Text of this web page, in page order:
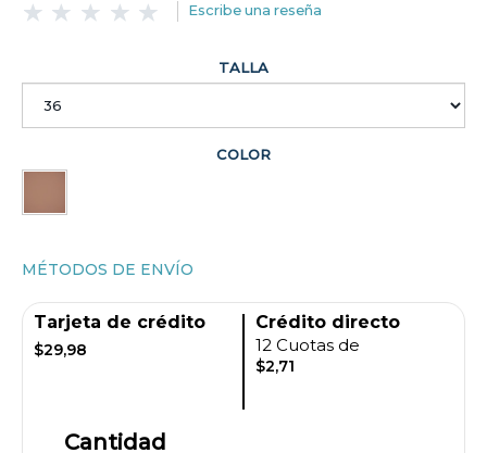
Escribe una reseña
TALLA
COLOR
MÉTODOS DE ENVÍO
Tarjeta de crédito
$29,98
Crédito directo
12 Cuotas de
$2,71
Cantidad